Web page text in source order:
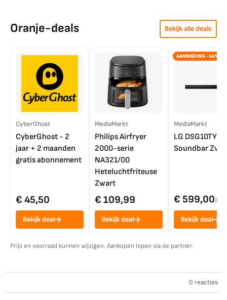
Oranje-deals Bekijk alle deals
CyberGhost
CyberGhost - 2
jaar + 2 maanden
gratis abonnement
€ 45,50
Bekijk deal
MediaMarkt
Philips Airfryer
2000-serie
NA321/00
Heteluchtfriteuse
Zwart
€ 109,99
Bekijk deal
AANBIEDING -14%
MediaMarkt
LG DSG10TY
Soundbar
€ 599,00€
Bekijk deal
Prijs en voorraad kunnen wijzigen. Aankopen lopen via de partner.
0 reacties